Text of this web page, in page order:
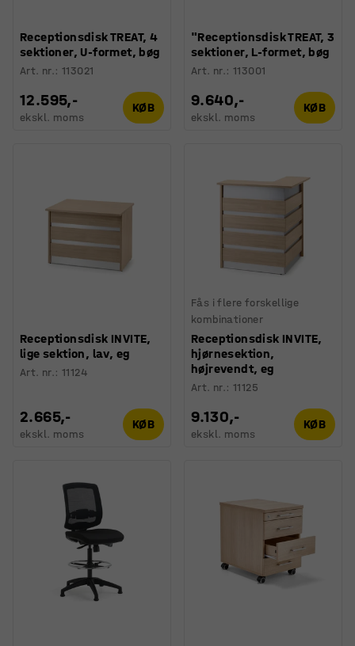
Receptionsdisk TREAT, 4
sektioner, U-formet, bøg
Art. nr.:113021
12.595,-
ekskl. moms
KØB
"Receptionsdisk TREAT, 3
sektioner, L-formet, bøg
Art. nr.:113001
9.640,-
ekskl. moms
KØB
Receptionsdisk INVITE,
lige sektion, lav, eg
Art. nr.:11124
2.665,-
ekskl. moms
KØB
Fås i flere forskellige
kombinationer
Receptionsdisk INVITE,
hjørnesektion,
højrevendt, eg
Art. nr.:11125
9.130,-
ekskl. moms
KØB